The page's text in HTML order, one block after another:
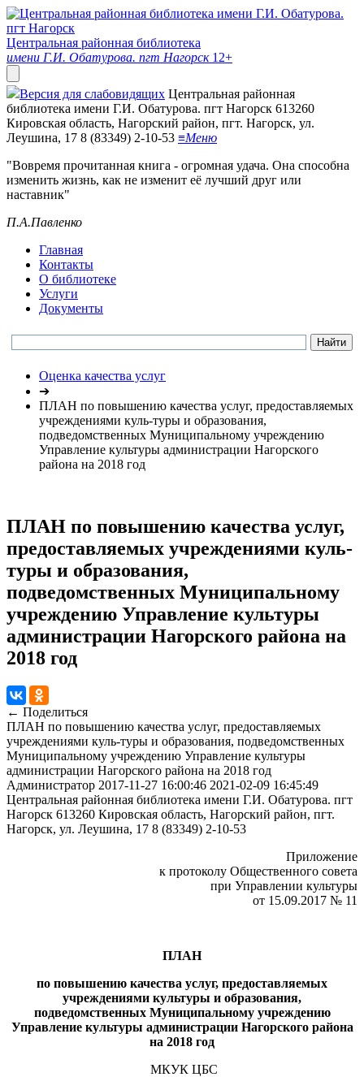
Центральная районная библиотека
имени Г.И. Обатурова. пгт Нагорск 12+
Версия для слабовидящих Центральная районная
библиотека имени Г.И. Обатурова. пгт Нагорск 613260
Кировская область, Нагорский район, пгт. Нагорск, ул.
Леушина, 17 8 (83349) 2-10-53 ≡Меню
"Вовремя прочитанная книга - огромная удача. Она способна
изменить жизнь, как не изменит её лучший друг или
наставник"
П.А.Павленко
Главная
Контакты
О библиотеке
Услуги
Документы
Оценка качества услуг
➔
ПЛАН по повышению качества услуг, предоставляемых
учреждениями куль-туры и образования,
подведомственных Муниципальному учреждению
Управление культуры администрации Нагорского
района на 2018 год
ПЛАН по повышению качества услуг,
предоставляемых учреждениями куль-
туры и образования,
подведомственных Муниципальному
учреждению Управление культуры
администрации Нагорского района на
2018 год
← Поделиться
ПЛАН по повышению качества услуг, предоставляемых
учреждениями куль-туры и образования, подведомственных
Муниципальному учреждению Управление культуры
администрации Нагорского района на 2018 год
Администратор 2017-11-27 16:00:46 2021-02-09 16:45:49
Центральная районная библиотека имени Г.И. Обатурова. пгт
Нагорск 613260 Кировская область, Нагорский район, пгт.
Нагорск, ул. Леушина, 17 8 (83349) 2-10-53
Приложение
к протоколу Общественного совета
при Управлении культуры
от 15.09.2017 № 11
ПЛАН
по повышению качества услуг, предоставляемых
учреждениями культуры и образования,
подведомственных Муниципальному учреждению
Управление культуры администрации Нагорского района
на 2018 год
МКУК ЦБС